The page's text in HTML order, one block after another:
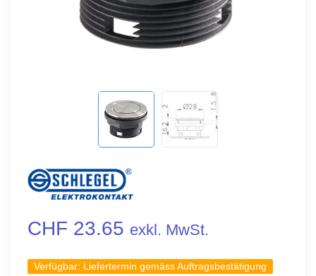
CHF 23.65 exkl. MwSt.
Verfügbar: Liefertermin gemäss Auftragsbestätigung